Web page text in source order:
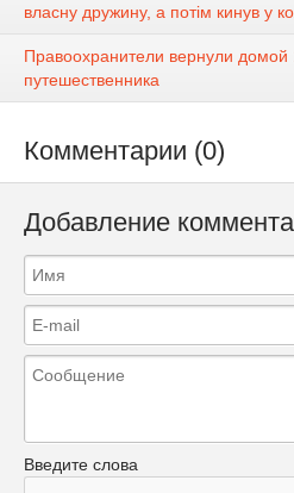
власну дружину, а потім кинув у
Правоохранители вернули домой
путешественника
Комментарии (0)
Добавление
Введите слова